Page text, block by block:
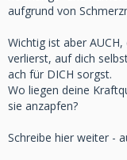
aufgrund von
Wichtig ist aber
verlierst, auf dich
ach für DICH sorgst.
Wo liegen deine
sie anzapfen?
Schreibe hier weiter -